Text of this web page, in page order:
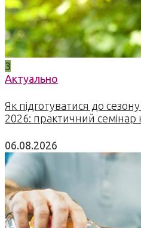
3
Актуально
Як підготуватися до
2026: практичний семінар
06.08.2026